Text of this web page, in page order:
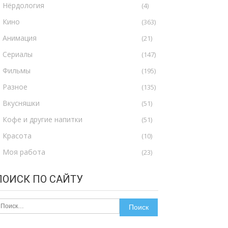
Нёрдология (4)
Кино (363)
Анимация (21)
Сериалы (147)
Фильмы (195)
Разное (135)
Вкусняшки (51)
Кофе и другие напитки (51)
Красота (10)
Моя работа (23)
ПО САЙТУ